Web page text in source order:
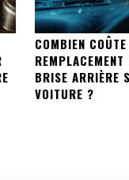
COMBIEN
REMPLACEMENT
BRISE ARRIÈRE
VOITURE ?